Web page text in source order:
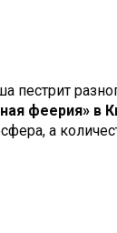
пестрит
феерия» в
а